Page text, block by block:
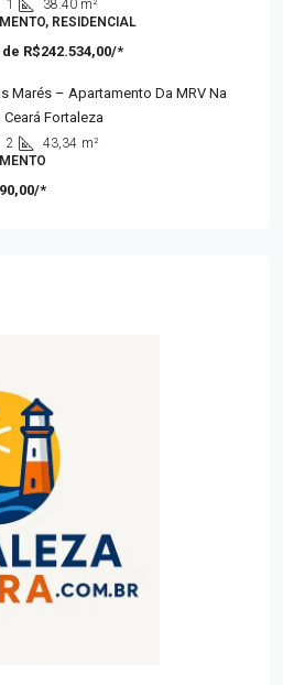
1
38.40 m²
RESIDENCIAL
R$242.534,00/*
Marés – Apartamento Da MRV Na
Ceará Fortaleza
2 43,34 m²
*